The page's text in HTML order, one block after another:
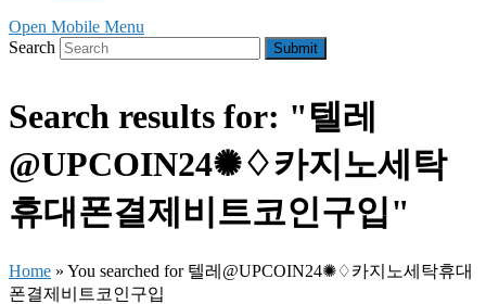
Open Mobile Menu
Search
Submit
Search results for: "텔레
@UPCOIN24✺♢카지노세탁
휴대폰결제비트코인구입"
Home » You searched for 텔레@UPCOIN24✺♢카지노세탁휴대
폰결제비트코인구입